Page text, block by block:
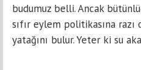
budumuz belli. Ancak
sıfır eylem politikasına razı
yatağını bulur. Yeter ki su